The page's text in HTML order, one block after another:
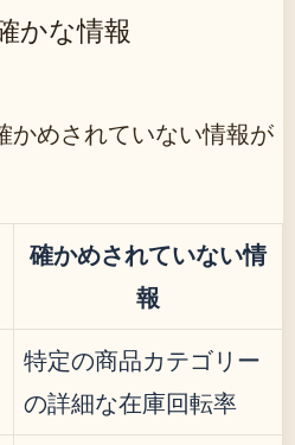
かな情報
かめされていない情報が
確かめされていない情
報
特定の商品カテゴリー
の詳細な在庫回転率